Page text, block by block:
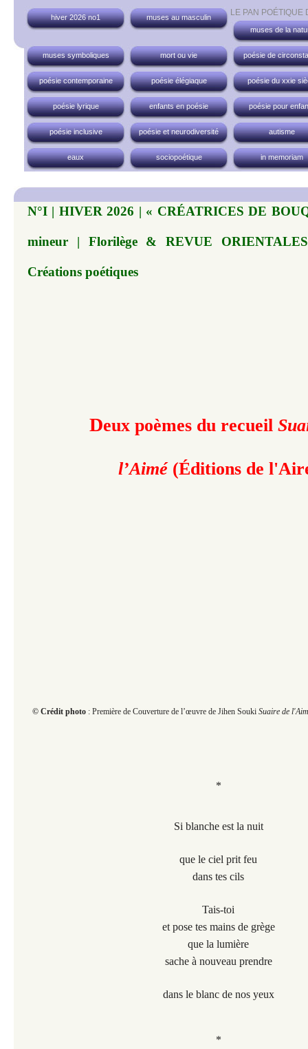
LE PAN POÉTIQUE
hiver 2026 no1
muses au masculin
muses de la
muses symboliques mort ou vie poésie de
poésie contemporaine poésie élégiaque poésie du xxie
poésie lyrique enfants en poésie poésie pour
poésie inclusive poésie et neurodiversité autisme
eaux sociopoétique in memoriam
N°I | HIVER 2026 | « CRÉATRICES DE
mineur | Florilège & REVUE
Créations poétiques
Deux poèmes du recueil
l’Aimé (Éditions de
© Crédit photo : Première de Couverture de l’œuvre de Jihen Souki Suaire de
*
Si blanche est la nuit
que le ciel prit feu
dans tes cils
Tais-toi
et pose tes mains de grège
que la lumière
sache à nouveau prendre
dans le blanc de nos yeux
*